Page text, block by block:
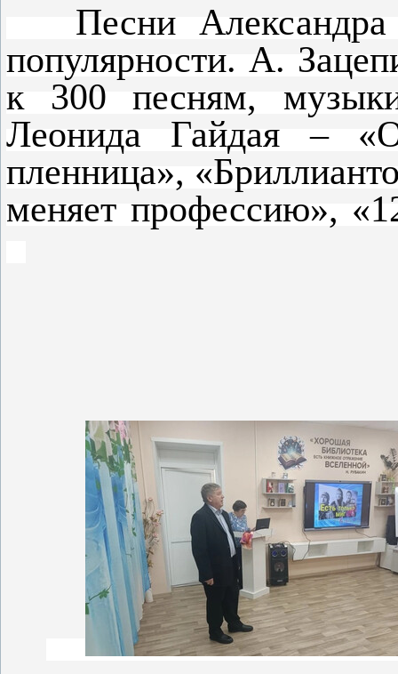
Песни Александра
популярности. А.
к 300 песням,
Леонида Гайдая –
пленница»,
меняет профессию»,